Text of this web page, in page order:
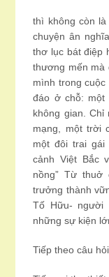
thì không còn
chuyện ân
thơ lục bát điệp
thương mến mà
mình trong
đáo ở chỗ: một
không gian.
mạng, một trời
một đôi trai
cảnh Việt Bắc
nồng” Từ
trưởng thành
Tố Hữu- người
những sự kiện
Tiếp theo câu